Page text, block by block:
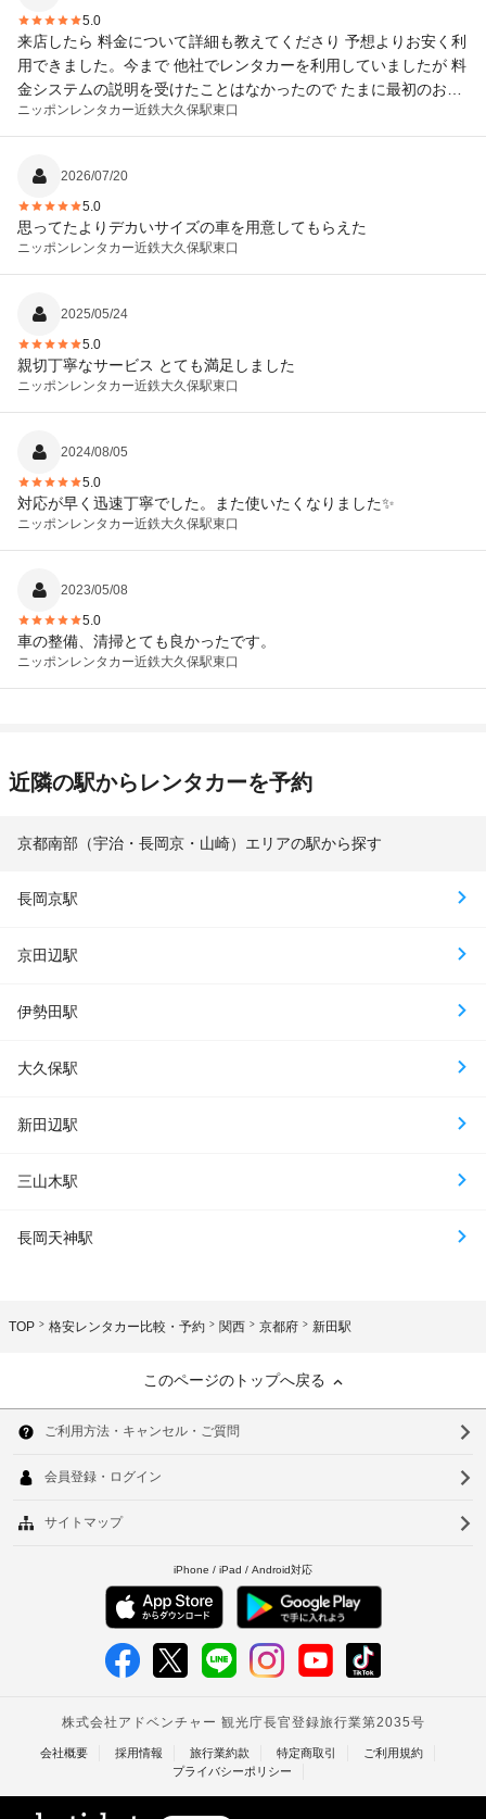
5.0
来店したら 料金について詳細も教えてくださり 予想よりお安く利
用できました。今まで 他社でレンタカーを利用していましたが 料
金システムの説明を受けたことはなかったので たまに最初のお値
段よりお安くなる理由がわからなかったです。今回 教えていただ
き 納得できました。とても 丁寧な対応で また次回も利用したい
新しく 清潔でした。
ニッポンレンタカー近鉄大久保駅東口
2026/07/20
5.0
思ってたよりデカいサイズの車を用意してもらえた
ニッポンレンタカー近鉄大久保駅東口
2025/05/24
5.0
親切丁寧なサービス とても満足しました
ニッポンレンタカー近鉄大久保駅東口
2024/08/05
5.0
対応が早く迅速丁寧でした。また使いたくなりました✨
ニッポンレンタカー近鉄大久保駅東口
2023/05/08
5.0
車の整備、清掃とても良かったです。
ニッポンレンタカー近鉄大久保駅東口
近隣の駅からレンタカーを予約
京都南部（宇治・長岡京・山崎）エリアの駅から探す
長岡京駅
京田辺駅
伊勢田駅
大久保駅
新田辺駅
三山木駅
長岡天神駅
TOP 格安レンタカー比較・予約 関西 京都府 新田駅
このページのトップへ戻る